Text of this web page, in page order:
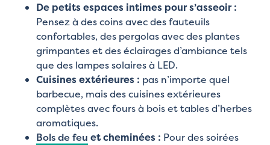
De petits espaces intimes pour s’asseoir :
Pensez à des coins avec des fauteuils
confortables, des pergolas avec des plantes
grimpantes et des éclairages d’ambiance tels
que des lampes solaires à LED.
Cuisines extérieures : pas n’importe quel
barbecue, mais des cuisines extérieures
complètes avec fours à bois et tables d’herbes
aromatiques.
Bols de feu et cheminées : Pour des soirées